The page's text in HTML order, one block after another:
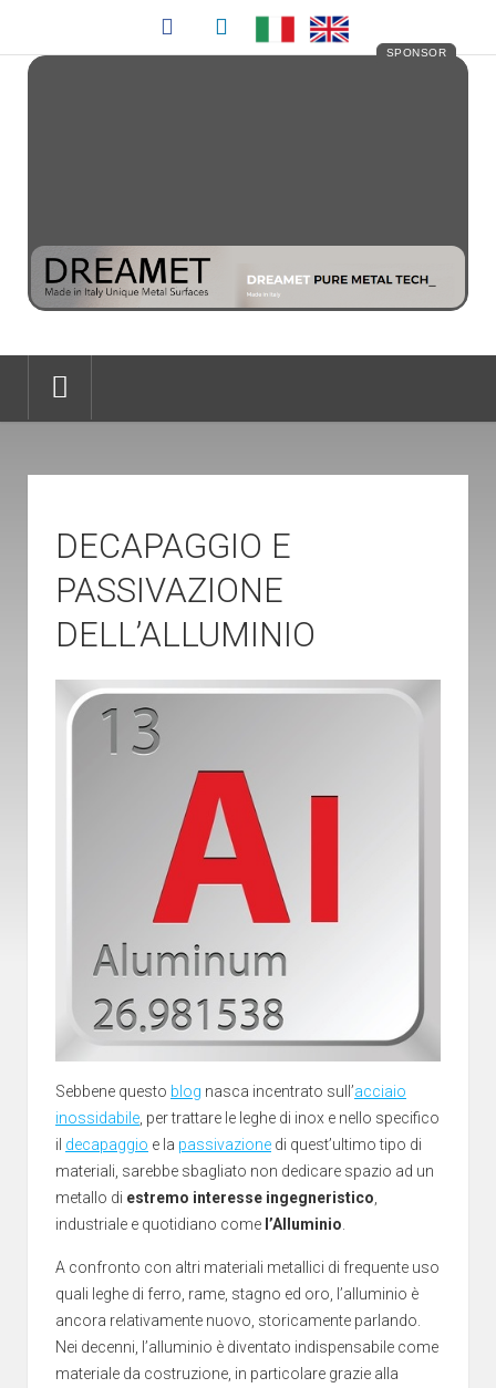
SPONSOR
DECAPAGGIO E
PASSIVAZIONE
DELL’ALLUMINIO
Sebbene questo blog nasca incentrato sull’acciaio
inossidabile , per trattare le leghe di inox e nello specifico
il decapaggio e la passivazione di quest’ultimo tipo di
materiali, sarebbe sbagliato non dedicare spazio ad un
metallo di estremo interesse ingegneristico
industriale e quotidiano come l’Alluminio
A confronto con altri materiali metallici di frequente uso
quali leghe di ferro, rame, stagno ed oro, l’alluminio è
ancora relativamente nuovo, storicamente parlando.
Nei decenni, l’alluminio è diventato indispensabile come
materiale da costruzione, in particolare grazie alla